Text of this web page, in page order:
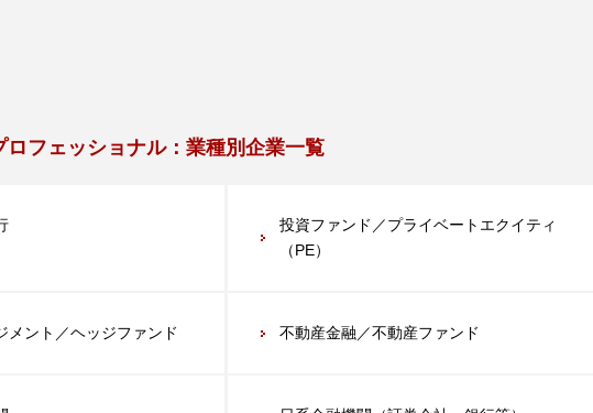
ロフェッショナル：業種別企業一覧
投資ファンド／プライベートエクイティ
（PE）
メント／ヘッジファンド 不動産金融／不動産ファンド